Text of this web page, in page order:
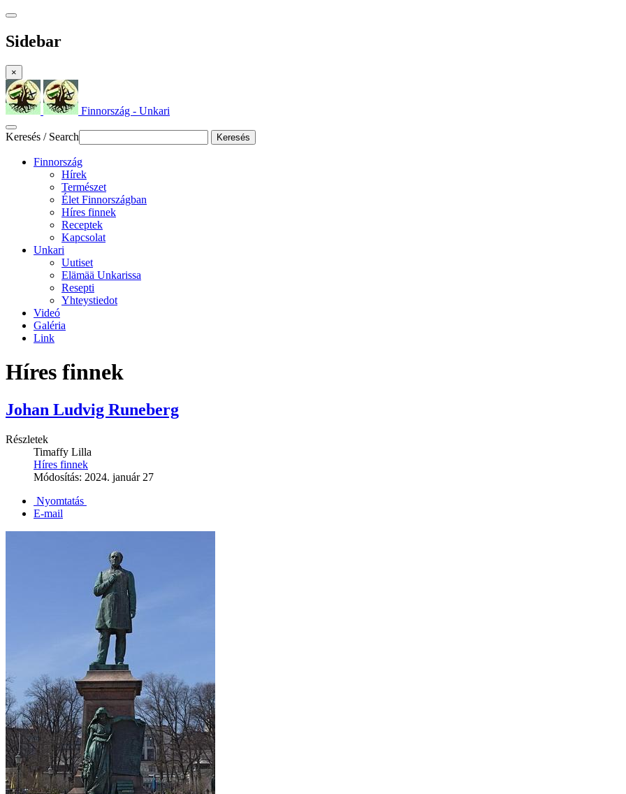
Sidebar
×
Finnország - Unkari
Keresés / Search Keresés
Finnország
Hírek
Természet
Élet Finnországban
Híres finnek
Receptek
Kapcsolat
Unkari
Uutiset
Elämää Unkarissa
Resepti
Yhteystiedot
Videó
Galéria
Link
Híres finnek
Johan Ludvig Runeberg
Részletek
Timaffy Lilla
Híres finnek
Módosítás: 2024. január 27
Nyomtatás
E-mail